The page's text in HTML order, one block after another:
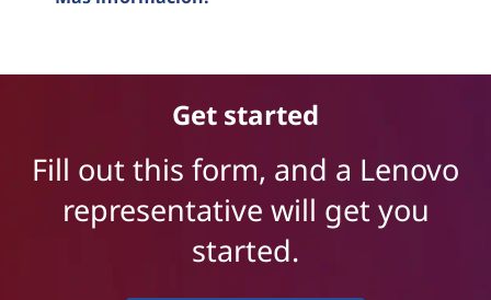
Get started
Fill out this form, and a Lenovo
representative will get you
started.